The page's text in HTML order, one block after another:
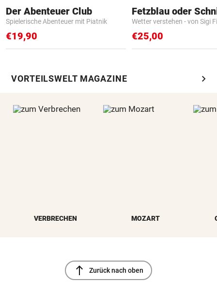
Der Abenteuer Club
Spielerische Abenteuer mit Piatnik
€19,90
Fetzblau oder
Wetter verstehen - von Sigi
€25,00
VORTEILSWELT MAGAZINE chevron_right
VERBRECHEN MOZART
north Zurück nach oben